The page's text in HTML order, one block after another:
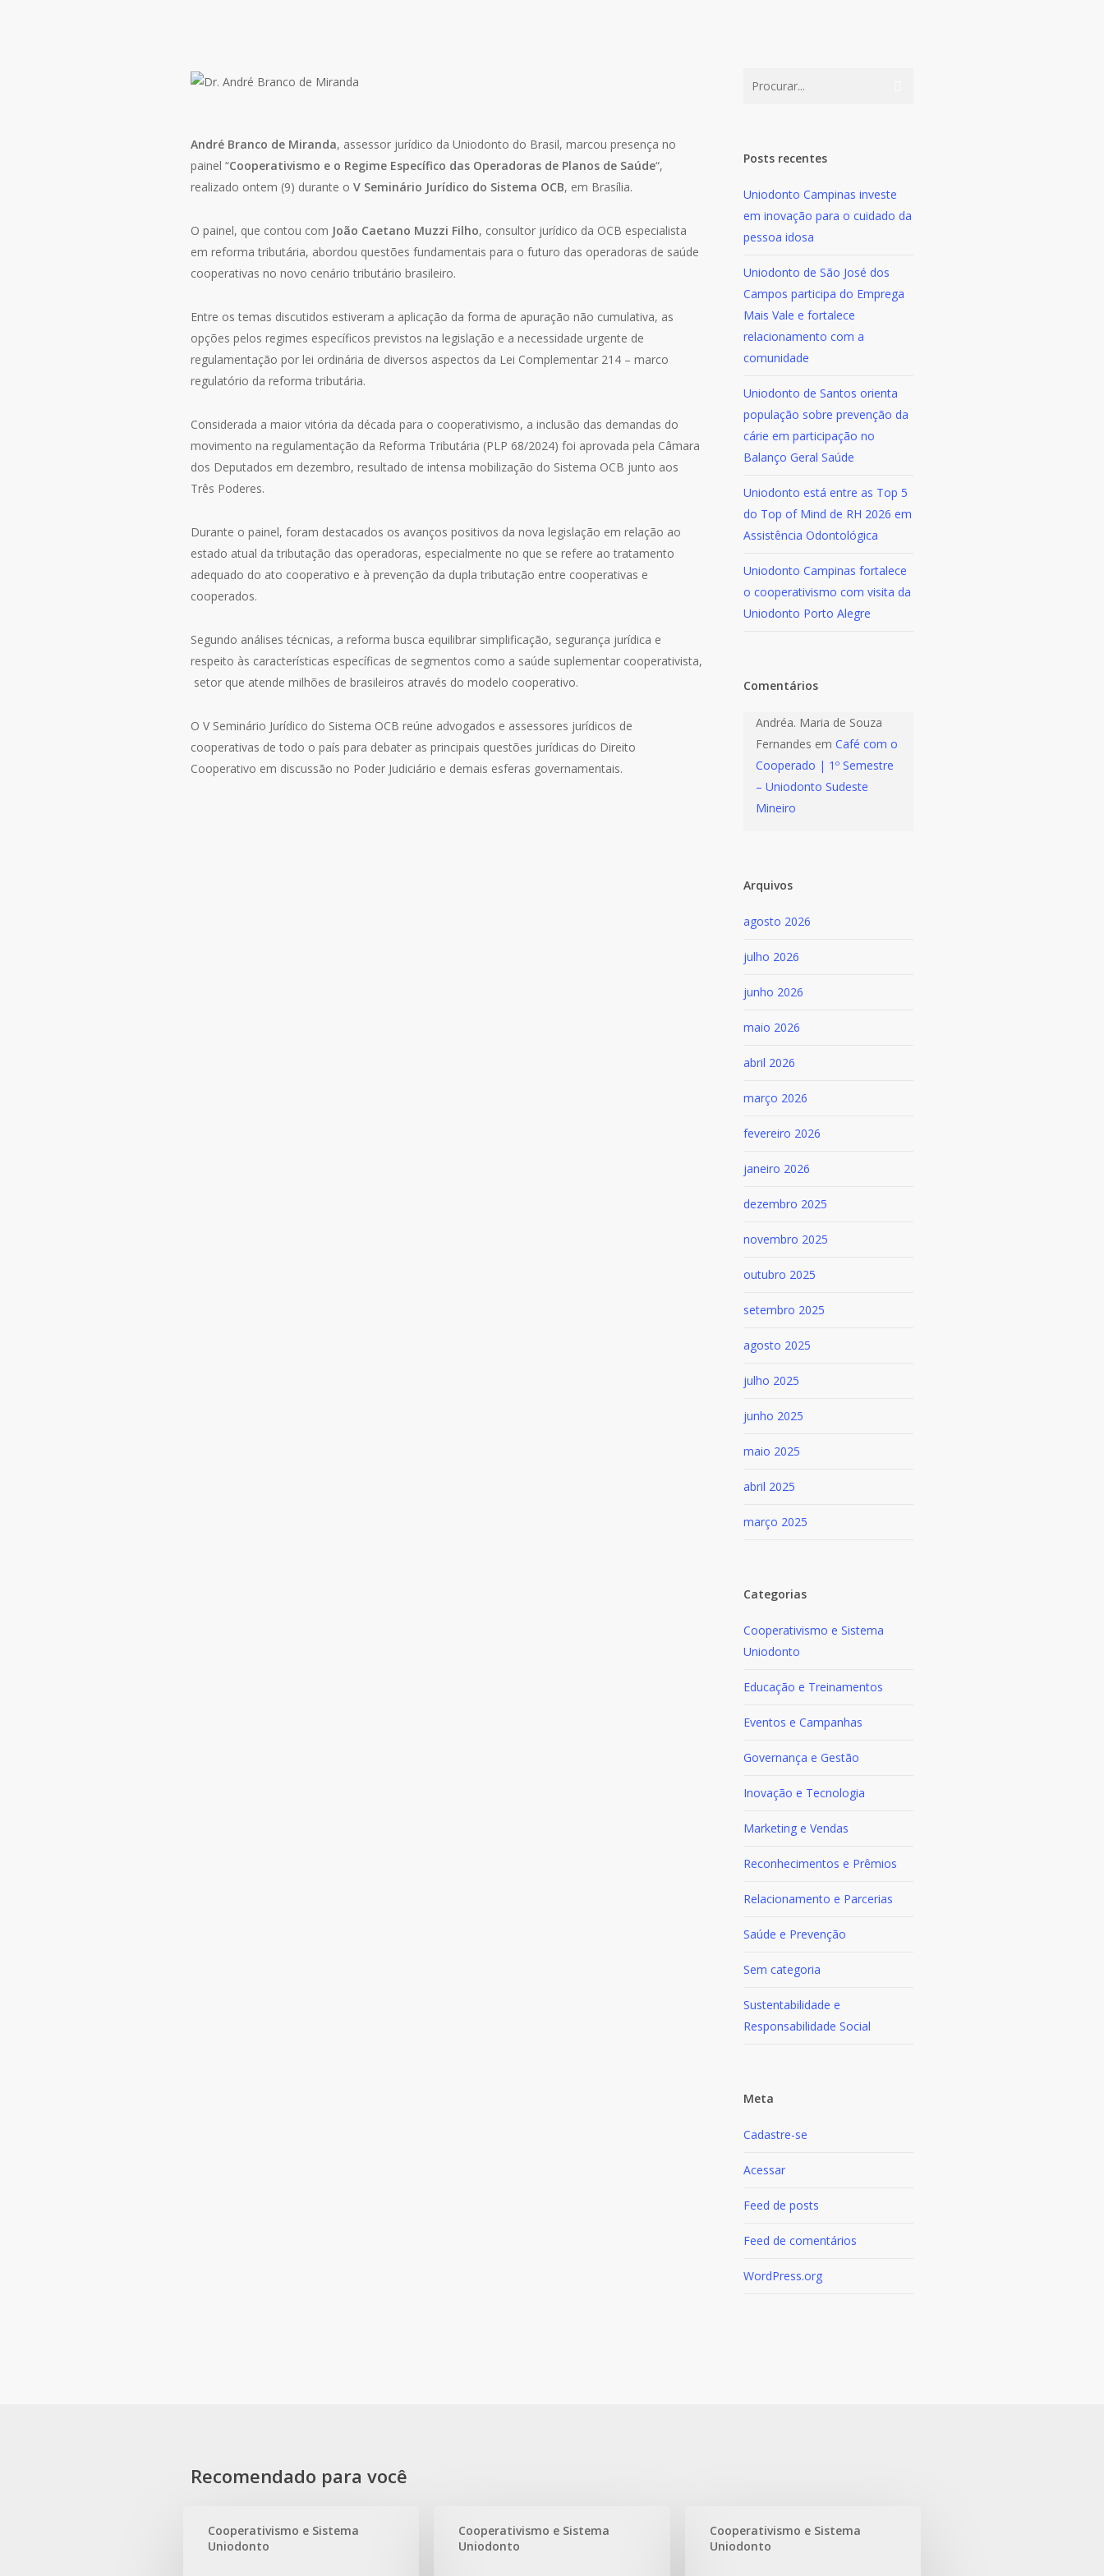
André Branco de Miranda, assessor jurídico da Uniodonto do Brasil, marcou presença no
painel “Cooperativismo e o Regime Específico das Operadoras de Planos de Saúde“,
realizado ontem (9) durante o V Seminário Jurídico do Sistema OCB, em Brasília.
O painel, que contou com João Caetano Muzzi Filho, consultor jurídico da OCB especialista
em reforma tributária, abordou questões fundamentais para o futuro das operadoras de saúde
cooperativas no novo cenário tributário brasileiro.
Entre os temas discutidos estiveram a aplicação da forma de apuração não cumulativa, as
opções pelos regimes específicos previstos na legislação e a necessidade urgente de
regulamentação por lei ordinária de diversos aspectos da Lei Complementar 214 – marco
regulatório da reforma tributária.
Considerada a maior vitória da década para o cooperativismo, a inclusão das demandas do
movimento na regulamentação da Reforma Tributária (PLP 68/2024) foi aprovada pela Câmara
dos Deputados em dezembro, resultado de intensa mobilização do Sistema OCB junto aos
Três Poderes.
Durante o painel, foram destacados os avanços positivos da nova legislação em relação ao
estado atual da tributação das operadoras, especialmente no que se refere ao tratamento
adequado do ato cooperativo e à prevenção da dupla tributação entre cooperativas e
cooperados.
Segundo análises técnicas, a reforma busca equilibrar simplificação, segurança jurídica e
respeito às características específicas de segmentos como a saúde suplementar cooperativista,
setor que atende milhões de brasileiros através do modelo cooperativo.
O V Seminário Jurídico do Sistema OCB reúne advogados e assessores jurídicos de
cooperativas de todo o país para debater as principais questões jurídicas do Direito
Cooperativo em discussão no Poder Judiciário e demais esferas governamentais.
Posts recentes
Uniodonto Campinas investe
em inovação para o cuidado da
pessoa idosa
Uniodonto de São José dos
Campos participa do Emprega
Mais Vale e fortalece
relacionamento com a
comunidade
Uniodonto de Santos orienta
população sobre prevenção da
cárie em participação no
Balanço Geral Saúde
Uniodonto está entre as Top 5
do Top of Mind de RH 2026 em
Assistência Odontológica
Uniodonto Campinas fortalece
o cooperativismo com visita da
Uniodonto Porto Alegre
Comentários
Andréa. Maria de Souza
Fernandes emCafé com o
Cooperado | 1º Semestre
– Uniodonto Sudeste
Mineiro
Arquivos
agosto 2026
julho 2026
junho 2026
maio 2026
abril 2026
março 2026
fevereiro 2026
janeiro 2026
dezembro 2025
novembro 2025
outubro 2025
setembro 2025
agosto 2025
julho 2025
junho 2025
maio 2025
abril 2025
março 2025
Categorias
Cooperativismo e Sistema
Uniodonto
Educação e Treinamentos
Eventos e Campanhas
Governança e Gestão
Inovação e Tecnologia
Marketing e Vendas
Reconhecimentos e Prêmios
Relacionamento e Parcerias
Saúde e Prevenção
Sem categoria
Sustentabilidade e
Responsabilidade Social
Meta
Cadastre-se
Acessar
Feed de posts
Feed de comentários
WordPress.org
Recomendado para você
Cooperativismo e Sistema
Uniodonto
Cooperativismo e Sistema
Uniodonto
Cooperativismo e Sistema
Uniodonto